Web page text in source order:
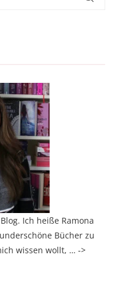
Ich heiße Ramona
Bücher zu
wissen wollt, … ->